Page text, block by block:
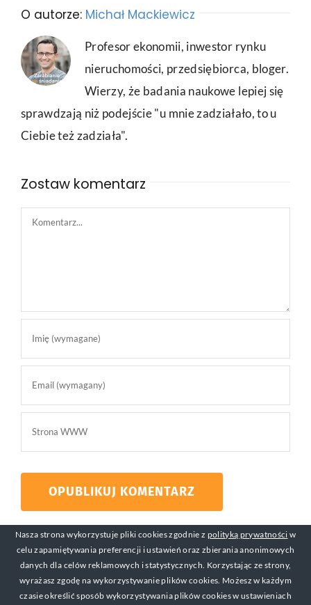
O autorze: Michał Mackiewicz
Profesor ekonomii, inwestor rynku
nieruchomości, przedsiębiorca, bloger.
Wierzy, że badania naukowe lepiej się
sprawdzają niż podejście "u mnie zadziałało, to u
Ciebie też zadziała".
Zostaw komentarz
Comment
Nasza strona wykorzystuje pliki cookies zgodnie z polityką prywatności w
celu zapamiętywania preferencji i ustawień oraz zbierania anonimowych
danych dla celów reklamowych i statystycznych. Korzystając ze strony,
wyrażasz zgodę na wykorzystywanie plików cookies. Możesz w każdym
czasie określić sposób wykorzystywania plików cookies w ustawieniach